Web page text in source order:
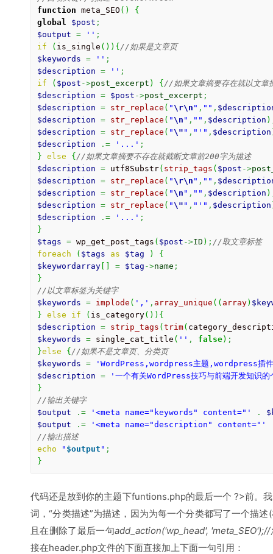
function meta_SEO ( )
{
global
$post ;
$output = '' ;
if
( is_single ( ) ) { //如果是文章页
$keywords = '' ;
$description = '' ;
if
( $post ->post_excerpt ) { //如果文章摘要存在就以文章
$description = $post ->post_excerpt ;
$description = str_replace ( "\r\n " , "" ,
$description = str_replace ( "\n " , "" , $description )
$description = str_replace ( "\" " , "'" , $description
$description
.= '...' ;
} else { //如果文章摘要不存在就截断文章前200字为描述
$description = utf8Substr( strip_tags ( $post ->
$description = str_replace ( "\r\n " , "" ,
$description = str_replace ( "\n " , "" , $description )
$description = str_replace ( "\" " , "'" , $description
$description
.= '...' ;
}
$tags = wp_get_post_tags ( $post ->ID ) ; //取文章标签
foreach
( $tags as $tag )
{
$keywordarray
= $tag ->name ;
}
//以文章标签为关键字
$keywords = implode ( ',' , array_unique ( ( array)
} else if ( is_category( ) ) {
$description = strip_tags ( trim(
$keywords = single_cat_title ( '' , false) ;
}else { //如果不是文章页、分类页
$keywords =
'WordPress,wordpress主题,wordpress插
$description =
'一个有关WordPress技巧与前端开发知识
}
//输出关键字
$output
.= '<meta name="keywords" content="' .
$output
.= '<meta name="description" content="'
//输出描述
echo
" $output " ;
}
代码还是放到你的主题下funtions.php的最后一个 ?>前。
词，“分类描述”为描述，因为为每一个分类都写了一个描
且在删除了最后一句add_action('wp_head',
接在header.php文件的下面直接加上下面一句引用：